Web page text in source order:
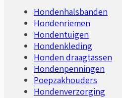
Hondenhalsbanden
Hondenriemen
Hondentuigen
Hondenkleding
Honden draagtassen
Hondenpenningen
Poepzakhouders
Hondenverzorging